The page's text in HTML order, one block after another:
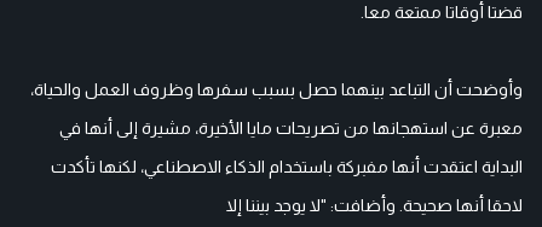
قضتا أوقاتا ممتعة معا.
وأوضحت أن التباعد بينهما حصل بسبب سفرها وظروف العمل والحياة،
معبرة عن استهجانها من تصريحات مايا الأخيرة، مشيرة إلى أنها في
البداية اعتقدت أنها مفبركة باستخدام الذكاء الاصطناعي، لكنها تأكدت
لاحقا أنها صحيحة. وأضافت: "لا يوجد بيننا إلا